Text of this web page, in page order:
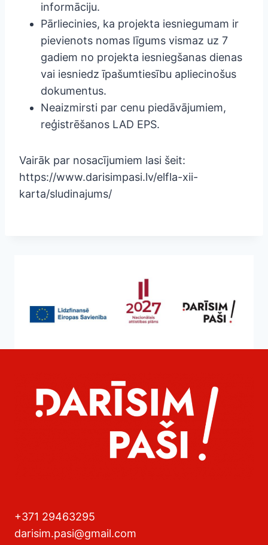
informāciju.
Pārliecinies, ka projekta iesniegumam ir
pievienots nomas līgums vismaz uz 7
gadiem no projekta iesniegšanas dienas
vai iesniedz īpašumtiesību apliecinošus
dokumentus.
Neaizmirsti par cenu piedāvājumiem,
reģistrēšanos LAD EPS.
Vairāk par nosacījumiem lasi šeit:
https://www.darisimpasi.lv/elfla-xii-
karta/sludinajums/
+371 29463295
darisim.pasi@gmail.com